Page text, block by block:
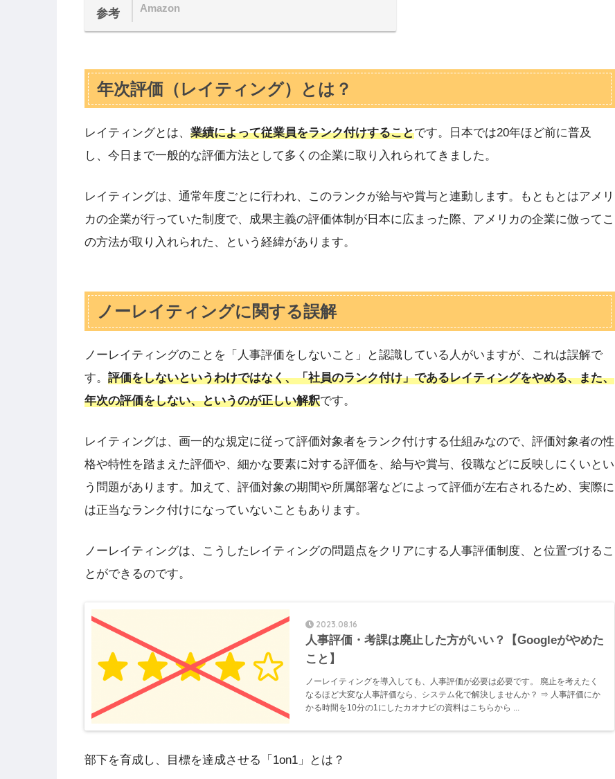
参考 Amazon
年次評価（レイティング）とは？
レイティングとは、 業績によって従業員をランク付けすることです。日本では20年ほど前に普及
し、今日まで一般的な評価方法として多くの企業に取り入れられてきました。
レイティングは、通常年度ごとに行われ、このランクが給与や賞与と連動します。もともとはアメリ
カの企業が行っていた制度で、成果主義の評価体制が日本に広まった際、アメリカの企業に倣ってこ
の方法が取り入れられた、という経緯があります。
ノーレイティングに関する誤解
ノーレイティングのことを「人事評価をしないこと」と認識している人がいますが、これは誤解で
す。 評価をしないというわけではなく、「社員のランク付け」であるレイティングをやめる、また、
年次の評価をしない、というのが正しい解釈です。
レイティングは、画一的な規定に従って評価対象者をランク付けする仕組みなので、評価対象者の性
格や特性を踏まえた評価や、細かな要素に対する評価を、給与や賞与、役職などに反映しにくいとい
う問題があります。加えて、評価対象の期間や所属部署などによって評価が左右されるため、実際に
は正当なランク付けになっていないこともあります。
ノーレイティングは、こうしたレイティングの問題点をクリアにする人事評価制度、と位置づけるこ
とができるのです。
2023.08.16
人事評価・考課は廃止した方がいい？【Googleがやめた
こと】
ノーレイティングを導入しても、人事評価が必要は必要です。 廃止を考えたく
なるほど大変な人事評価なら、システム化で解決しませんか？ ⇒ 人事評価にか
かる時間を10分の1にしたカオナビの資料はこちらから ...
部下を育成し、目標を達成させる「1on1」とは？